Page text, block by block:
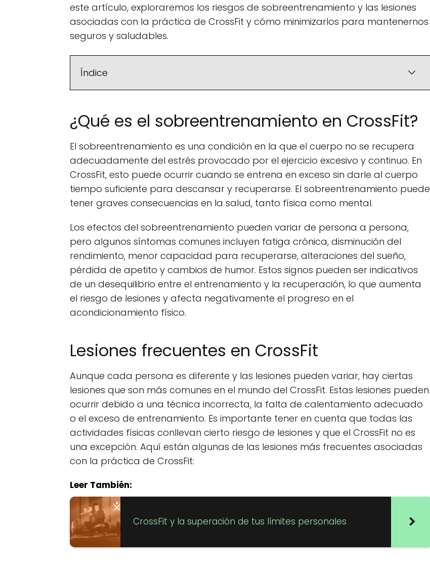
este artículo, exploraremos los riesgos de sobreentrenamiento y las lesiones
asociadas con la práctica de CrossFit y cómo minimizarlos para mantenernos
seguros y saludables.
Índice
¿Qué es el sobreentrenamiento en CrossFit?
El sobreentrenamiento es una condición en la que el cuerpo no se recupera
adecuadamente del estrés provocado por el ejercicio excesivo y continuo. En
CrossFit, esto puede ocurrir cuando se entrena en exceso sin darle al cuerpo
tiempo suficiente para descansar y recuperarse. El sobreentrenamiento puede
tener graves consecuencias en la salud, tanto física como mental.
Los efectos del sobreentrenamiento pueden variar de persona a persona,
pero algunos síntomas comunes incluyen fatiga crónica, disminución del
rendimiento, menor capacidad para recuperarse, alteraciones del sueño,
pérdida de apetito y cambios de humor. Estos signos pueden ser indicativos
de un desequilibrio entre el entrenamiento y la recuperación, lo que aumenta
el riesgo de lesiones y afecta negativamente el progreso en el
acondicionamiento físico.
Lesiones frecuentes en CrossFit
Aunque cada persona es diferente y las lesiones pueden variar, hay ciertas
lesiones que son más comunes en el mundo del CrossFit. Estas lesiones pueden
ocurrir debido a una técnica incorrecta, la falta de calentamiento adecuado
o el exceso de entrenamiento. Es importante tener en cuenta que todas las
actividades físicas conllevan cierto riesgo de lesiones y que el CrossFit no es
una excepción. Aquí están algunas de las lesiones más frecuentes asociadas
con la práctica de CrossFit:
Leer También:
CrossFit y la superación de tus límites personales